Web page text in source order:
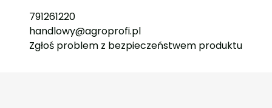
791261220
handlowy@agroprofi.pl
Zgłoś problem z bezpieczeństwem produktu